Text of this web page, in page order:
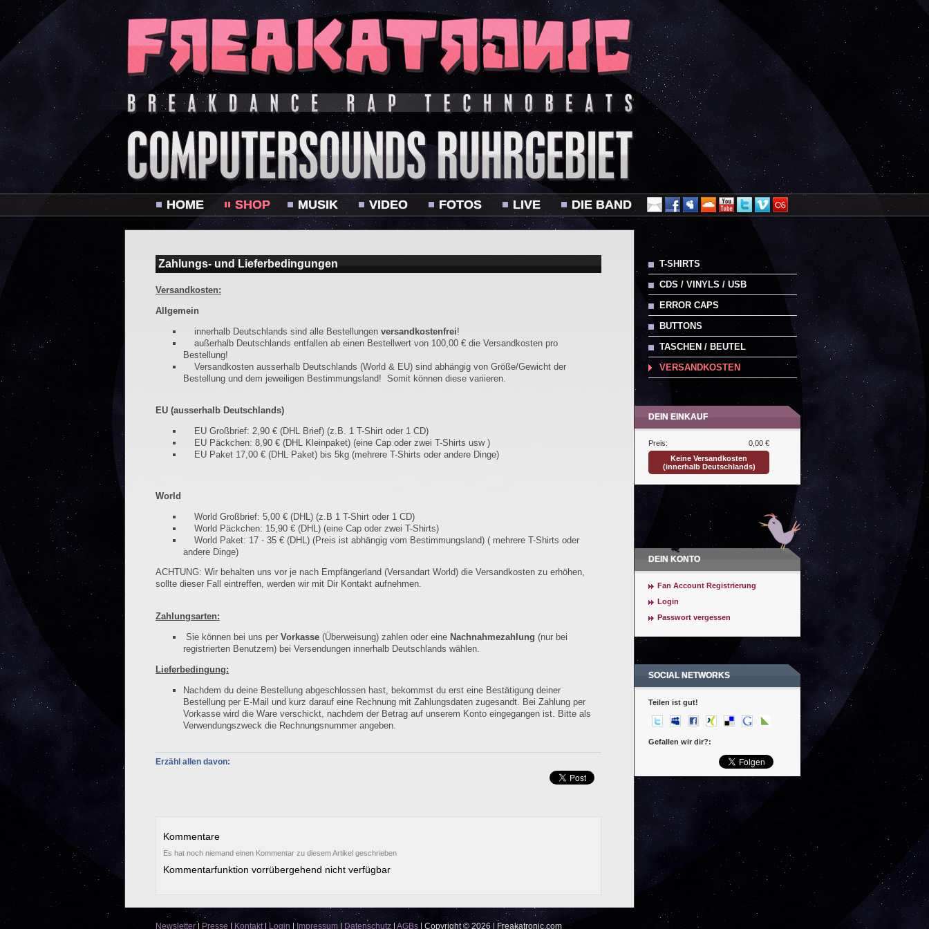
HOME SHOP MUSIK VIDEO FOTOS LIVE DIE BAND
Zahlungs- und Lieferbedingungen
Versandkosten:
Allgemein
innerhalb Deutschlands sind alle Bestellungen versandkostenfrei!
außerhalb Deutschlands entfallen ab einen Bestellwert von 100,00 € die Versandkosten pro
Bestellung!
Versandkosten ausserhalb Deutschlands (World & EU) sind abhängig von Größe/Gewicht der
Bestellung und dem jeweiligen Bestimmungsland! Somit können diese variieren.
EU (ausserhalb Deutschlands)
EU Großbrief: 2,90 € (DHL Brief) (z.B. 1 T-Shirt oder 1 CD)
EU Päckchen: 8,90 € (DHL Kleinpaket) (eine Cap oder zwei T-Shirts usw )
EU Paket 17,00 € (DHL Paket) bis 5kg (mehrere T-Shirts oder andere Dinge)
World
World Großbrief: 5,00 € (DHL) (z.B 1 T-Shirt oder 1 CD)
World Päckchen: 15,90 € (DHL) (eine Cap oder zwei T-Shirts)
World Paket: 17 - 35 € (DHL) (Preis ist abhängig vom Bestimmungsland) ( mehrere T-Shirts oder
andere Dinge)
ACHTUNG: Wir behalten uns vor je nach Empfängerland (Versandart World) die Versandkosten zu erhöhen,
sollte dieser Fall eintreffen, werden wir mit Dir Kontakt aufnehmen.
Zahlungsarten:
Sie können bei uns per Vorkasse (Überweisung) zahlen oder eine Nachnahmezahlung (nur bei
registrierten Benutzern) bei Versendungen innerhalb Deutschlands wählen.
Lieferbedingung:
Nachdem du deine Bestellung abgeschlossen hast, bekommst du erst eine Bestätigung deiner
Bestellung per E-Mail und kurz darauf eine Rechnung mit Zahlungsdaten zugesandt. Bei Zahlung per
Vorkasse wird die Ware verschickt, nachdem der Betrag auf unserem Konto eingegangen ist. Bitte als
Verwendungszweck die Rechnungsnummer angeben.
Erzähl allen davon:
Kommentare
Es hat noch niemand einen Kommentar zu diesem Artikel geschrieben
Kommentarfunktion vorrübergehend nicht verfügbar
T-SHIRTS
CDS / VINYLS / USB
ERROR CAPS
BUTTONS
TASCHEN / BEUTEL
VERSANDKOSTEN
DEIN EINKAUF
Preis:
0,00 €
Keine Versandkosten
(innerhalb Deutschlands)
DEIN KONTO
Fan Account Registrierung
Login
Passwort vergessen
SOCIAL NETWORKS
Teilen ist gut!
Gefallen wir dir?:
Newsletter Presse Kontakt| Login | Impressum | Datenschutz | AGBs Copyright © 2026 | Freakatronic.com